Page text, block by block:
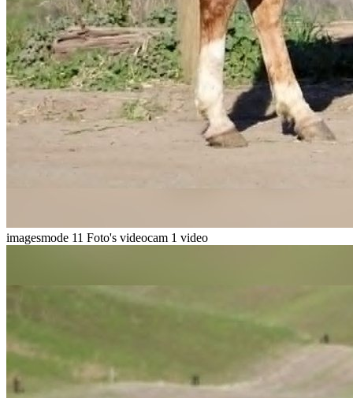
imagesmode 11 Foto's videocam 1 video